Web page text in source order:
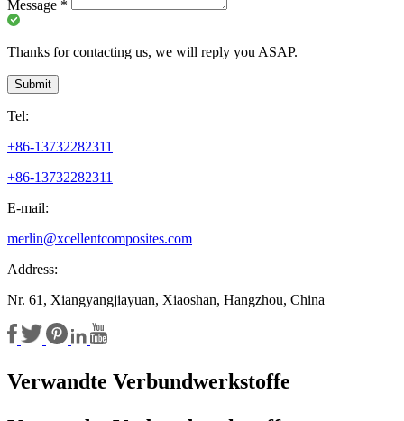
Message *
Thanks for contacting us, we will reply you ASAP.
Submit
Tel:
+86-13732282311
+86-13732282311
E-mail:
merlin@xcellentcomposites.com
Address:
Nr. 61, Xiangyangjiayuan, Xiaoshan, Hangzhou, China
Verwandte Verbundwerkstoffe